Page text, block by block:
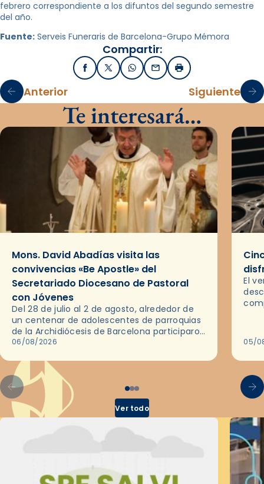
febrero correspondiente a los difuntos del segundo semestre
del año.
Fuente: Serveis Funeraris de Barcelona-Grupo Mémora
Compartir:
FacebookX / TwitterWhatsApp
EmailImprimir
Anterior Siguiente
Te interesará…
Mons. David Abadías visita las
convivencias «Be Apostle» del
Secretariado Diocesano de Pastoral
con Jóvenes
Del 28 de julio al 2 de agosto, alrededor de
un centenar de adolescentes de parroquias
de la Archidiócesis de Barcelona participaron
en las convivencias Be Apostle, organizadas
06/08/2026
El
05/
Ver todo